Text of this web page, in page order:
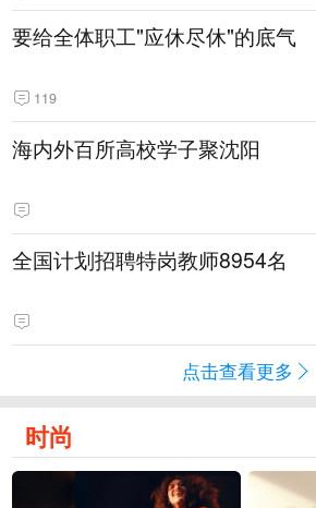
要给全体职工"应休尽休"的底气
119
海内外百所高校学子聚沈阳
全国计划招聘特岗教师8954名
点击查看更多
时尚